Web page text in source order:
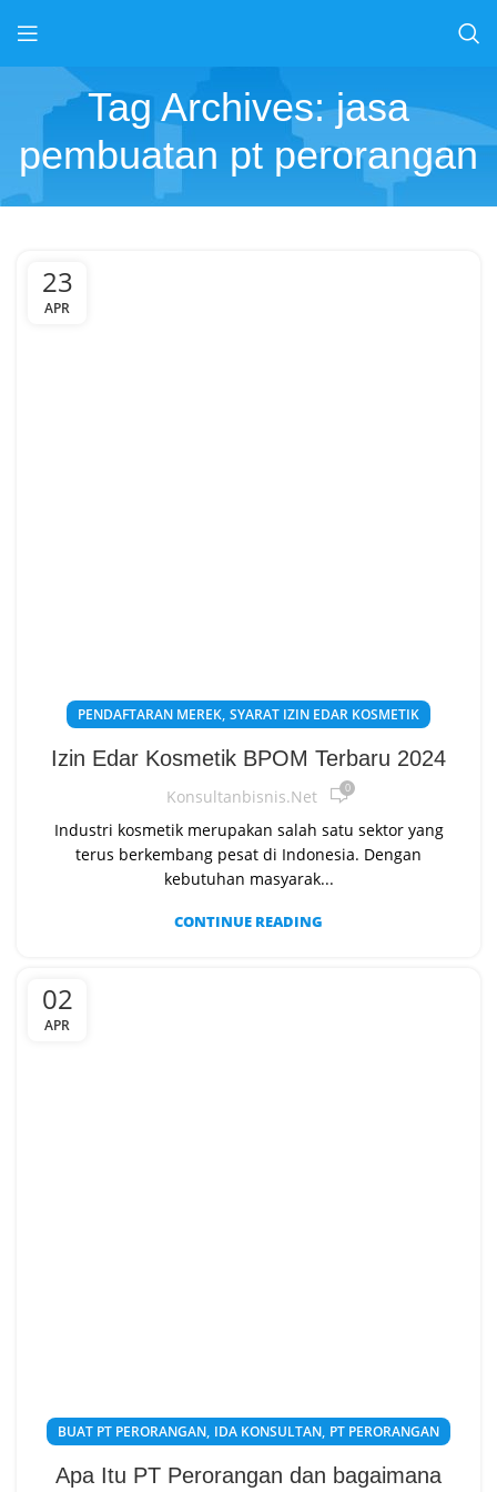
Tag Archives: jasa
pembuatan pt perorangan
23
APR
PENDAFTARAN MEREK, SYARAT IZIN EDAR KOSMETIK
Izin Edar Kosmetik BPOM Terbaru 2024
Konsultanbisnis.net 0
Industri kosmetik merupakan salah satu sektor yang
terus berkembang pesat di Indonesia. Dengan
kebutuhan masyarak...
CONTINUE READING
02
APR
BUAT PT PERORANGAN, IDA KONSULTAN, PT PERORANGAN
Apa Itu PT Perorangan dan bagaimana